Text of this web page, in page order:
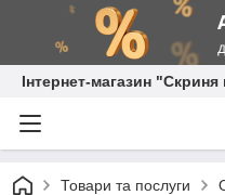
Інтернет-магазин
Товари та послуги